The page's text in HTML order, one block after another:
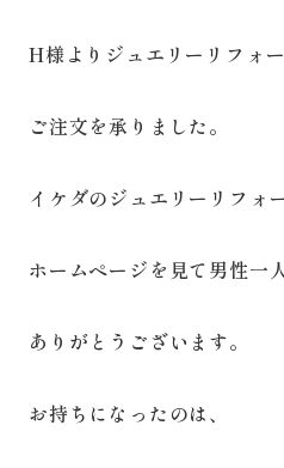
H様よりジュエリーリフォ
ご注文を承りました。
イケダのジュエリーリフォ
ホームページを見て男性一
ありがとうございます。
お持ちになったのは、